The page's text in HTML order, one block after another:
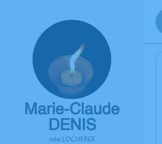
Marie-Claude
DENIS
née LOCHERER